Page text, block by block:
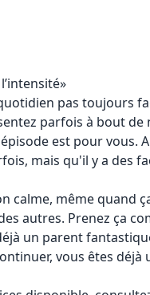
pas toujours
parfois à bout
est pour vous.
mais qu'il y a des
calme, même quand
autres. Prenez ça
un parent
vous êtes déjà